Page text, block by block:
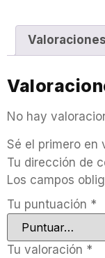
No hay
Sé el primero en
Tu dirección de
Los campos
Tu puntuación *
Tu valoración *